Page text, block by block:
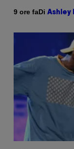
9 ore faDi Ashley